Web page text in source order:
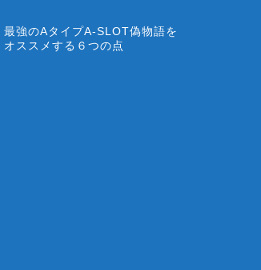
最強のAタイプA-SLOT偽物語を
オススメする６つの点